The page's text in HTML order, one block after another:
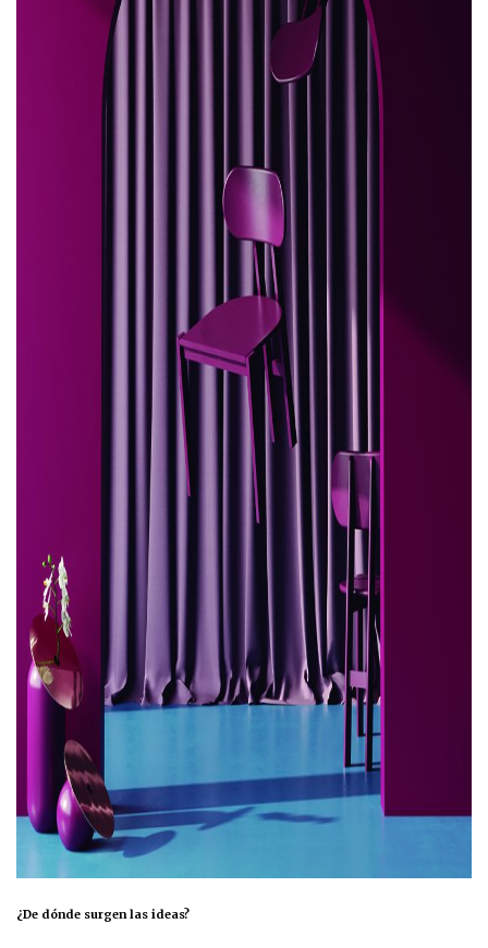
¿De dónde surgen las ideas?